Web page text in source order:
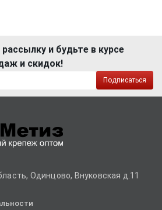
и будьте в курсе
и скидок!
Подписаться
Одинцово, Внуковская д.11